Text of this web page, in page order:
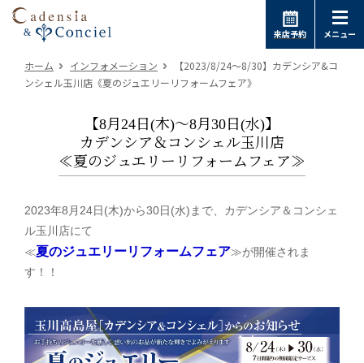
来店予約 メニュー
ホーム インフォメーション
【2023/8/24～8/30】カデンシア&コ
ンシェル玉川店《夏のジュエリーリフォームフェア》
【8月24日(木)～8月30日(水)】
カデンシア＆コンシェル玉川店
≪夏のジュエリーリフォームフェア≫
2023年8月24日(木)から30日(水)まで、カデンシア＆コンシェ
ル玉川店にて
≪夏のジュエリーリフォームフェア≫が開催されま
す！！